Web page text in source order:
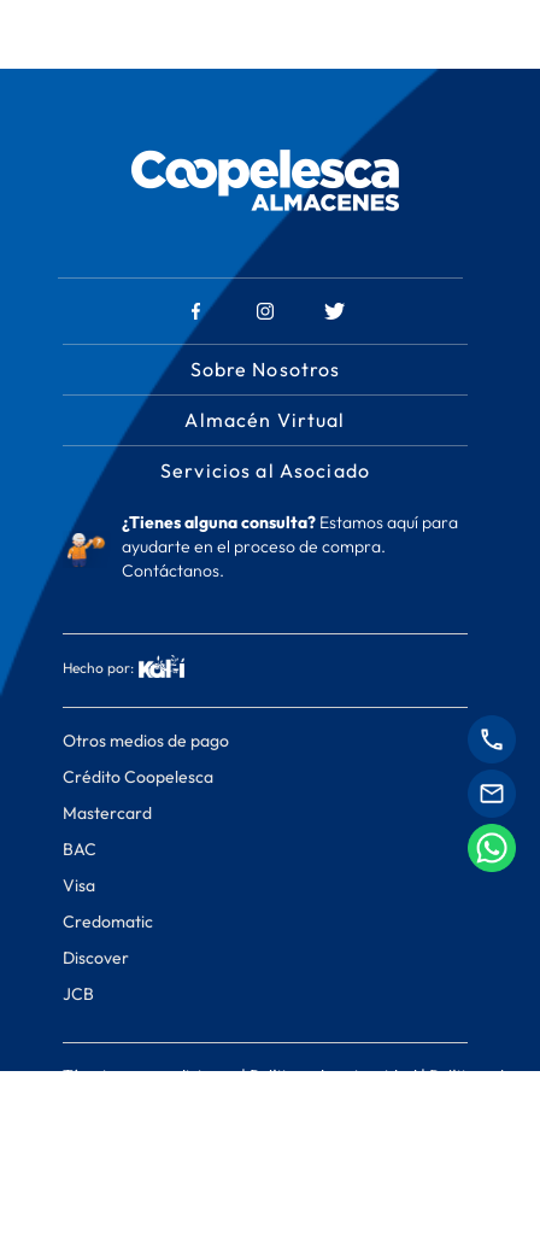
Sobre Nosotros
Almacén Virtual
Servicios al Asociado
¿Tienes alguna consulta?Estamos aquí para
ayudarte en el proceso de compra.
Contáctanos.
Hecho por:
Otros medios de pago
Crédito Coopelesca
Mastercard
BAC
Visa
Credomatic
Discover
JCB
Términos y condiciones|Políticas de privacidad|Políticas de